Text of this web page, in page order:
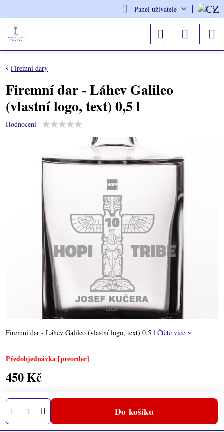
Panel uživatele
Firemní dary
Firemní dar - Láhev Galileo
(vlastní logo, text) 0,5 l
Hodnocení
Firemní dar - Láhev Galileo (vlastní logo, text) 0,5 l Čtěte více
Předobjednávka [preorder]
450 Kč
Do košíku